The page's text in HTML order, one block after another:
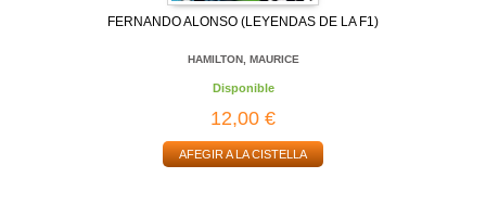
FERNANDO ALONSO (LEYENDAS DE LA F1)
HAMILTON, MAURICE
Disponible
12,00 €
AFEGIR A LA CISTELLA